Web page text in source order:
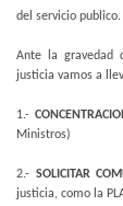
del servicio publico.
Ante la gravedad
justicia vamos a
1.-
Ministros)
2.- SOLICITAR
justicia, como la